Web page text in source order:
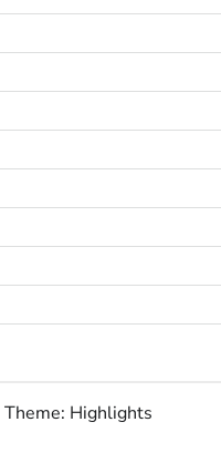
Theme: Highlights